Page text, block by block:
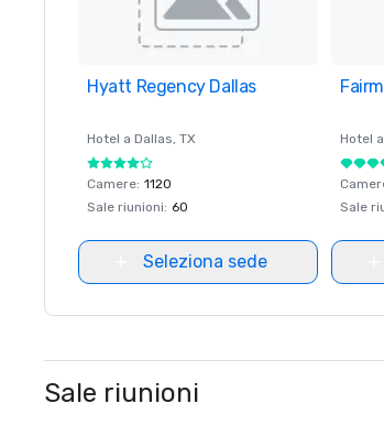
Removed from favorites
Hyatt Regency Dallas
Hotel a Dallas, TX
Camere: 1120
Sale riunioni: 60
Seleziona sede
Hotel a
Sale
Sale riunioni